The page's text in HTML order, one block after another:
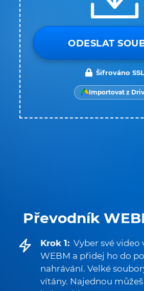
Převodník
Krok 1: Vyber své
WEBM a přidej ho do
nahrávání. Velké
vítány. Najednou
ODESLAT
Šifrováno SSL
Importovat z